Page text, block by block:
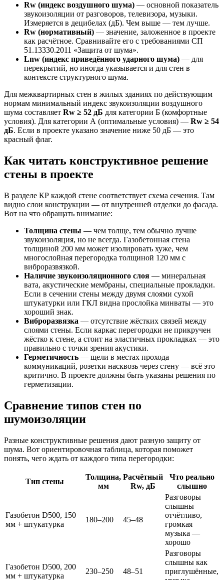
Rw (индекс воздушного шума) — основной показатель
звукоизоляции от разговоров, телевизора, музыки.
Измеряется в децибелах (дБ). Чем выше — тем лучше.
Rw (нормативный) — значение, заложенное в проекте
как расчётное. Сравнивайте его с требованиями СП
51.13330.2011 «Защита от шума».
Lnw (индекс приведённого ударного шума) — для
перекрытий, но иногда указывается и для стен в
контексте структурного шума.
Для межквартирных стен в жилых зданиях по действующим
нормам минимальный индекс звукоизоляции воздушного
шума составляет Rw ≥ 52 дБ для категории Б (комфортные
условия). Для категории А (оптимальные условия) — Rw ≥ 54
дБ. Если в проекте указано значение ниже 50 дБ — это
красный флаг.
Как читать конструктивное решение
стены в проекте
В разделе КР каждой стене соответствует схема сечения. Там
видно слои конструкции — от внутренней отделки до фасада.
Вот на что обращать внимание:
Толщина стены — чем толще, тем обычно лучше
звукоизоляция, но не всегда. Газобетонная стена
толщиной 200 мм может изолировать хуже, чем
многослойная перегородка толщиной 120 мм с
виброразвязкой.
Наличие звукоизоляционного слоя — минеральная
вата, акустические мембраны, специальные прокладки.
Если в сечении стены между двумя слоями сухой
штукатурки или ГКЛ видна прослойка минваты — это
хороший знак.
Виброразвязка — отсутствие жёстких связей между
слоями стены. Если каркас перегородки не прикручен
жёстко к стене, а стоит на эластичных прокладках — это
правильно с точки зрения акустики.
Герметичность — щели в местах прохода
коммуникаций, розетки насквозь через стену — всё это
критично. В проекте должны быть указаны решения по
герметизации.
Сравнение типов стен по
шумоизоляции
Разные конструктивные решения дают разную защиту от
шума. Вот ориентировочная таблица, которая поможет
понять, чего ждать от каждого типа перегородки:
Тип стены
Толщина,
мм
Расчётный
Rw, дБ
Что реально
слышно
Газобетон D500, 150
мм + штукатурка
180–200 45–48
Разговоры
слышны
отчётливо,
громкая
музыка —
хорошо
Газобетон D500, 200
мм + штукатурка
230–250 48–51
Разговоры
слышны как
приглушённые,